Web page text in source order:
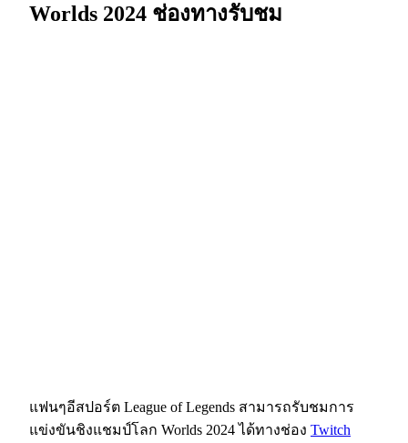
Worlds 2024 ช่องทางรับชม
แฟนๆอีสปอร์ต League of Legends สามารถรับชมการ
แข่งขันชิงแชมป์โลก Worlds 2024 ได้ทางช่อง Twitch